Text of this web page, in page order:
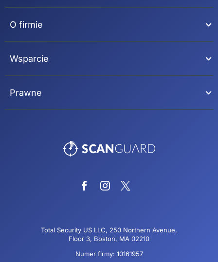
Total Security US LLC, 250 Northern Avenue,
Floor 3, Boston, MA 02210
Numer firmy: 10161957
O firmie
Wsparcie
Prawne